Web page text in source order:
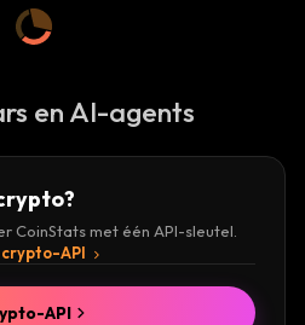
en AI-agents
CoinStats met één API-sleutel.
API
API